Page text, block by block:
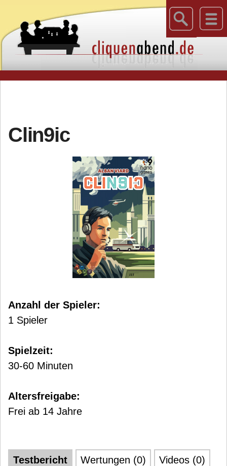
Clin9ic
Anzahl der Spieler:
1 Spieler
Spielzeit:
30-60 Minuten
Altersfreigabe:
Frei ab 14 Jahre
Testbericht Wertungen (0)
Videos (0)